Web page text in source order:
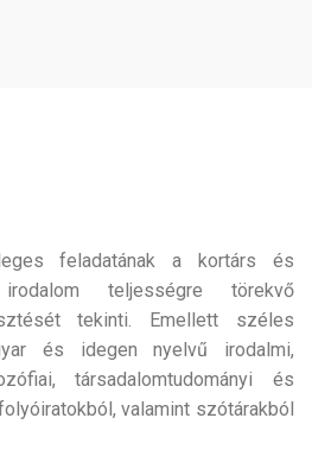
feladatának a kortárs és
teljességre törekvő
tekinti. Emellett széles
és idegen nyelvű irodalmi,
társadalomtudományi és
valamint szótárakból